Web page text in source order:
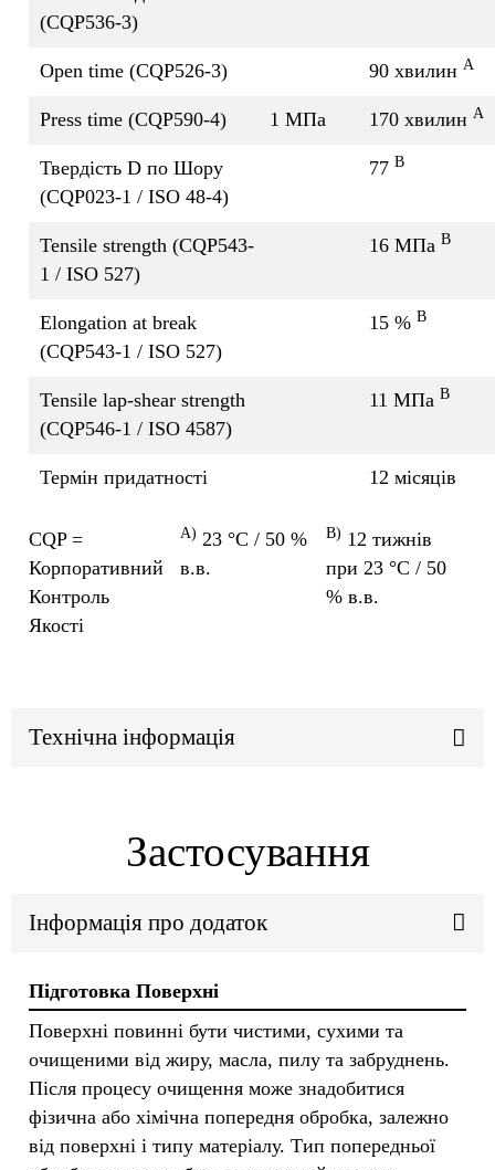
(CQP536-3)
Open time (CQP526-3) 90 хвилин A
Press time (CQP590-4) 1 МПа 170 хвилин A
Твердість D по Шору
(CQP023-1 / ISO 48-4)
77 B
Tensile strength (CQP543-
1 / ISO 527)
16 МПа B
Elongation at break
(CQP543-1 / ISO 527)
15 % B
Tensile lap-shear strength
(CQP546-1 / ISO 4587)
11 МПа B
Термін придатності 12 місяців
CQP =
Корпоративний
Контроль
Якості
A) 23 °C / 50 %
в.в.
B) 12 тижнів
при 23 °C / 50
% в.в.
Технічна інформація
Застосування
Інформація про додаток
Підготовка Поверхні
Поверхні повинні бути чистими, сухими та
очищеними від жиру, масла, пилу та забруднень.
Після процесу очищення може знадобитися
фізична або хімічна попередня обробка, залежно
від поверхні і типу матеріалу. Тип попередньої